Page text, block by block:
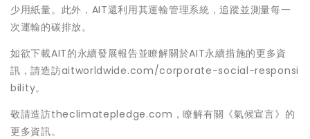
少用紙量。此外，AIT還利用其運輸管理系統，追蹤並測量每一
次運輸的碳排放。
如欲下載AIT的永續發展報告並瞭解關於AIT永續措施的更多資
訊，請造訪aitworldwide.com/corporate-social-responsi
bility。
敬請造訪theclimatepledge.com，瞭解有關《氣候宣言》的
更多資訊。